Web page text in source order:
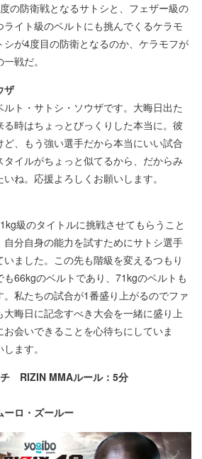
の防衛戦となるサトシと、フェザー級の
イト級のベルトにも挑んでくるケラモ
が4度目の防衛となるのか、ケラモフが
戦だ。
ザ
ト・サトシ・ソウザです。大晦日出た
時はちょっとびっくりした本当に。彼
、もう強い選手だから本当にいい試合
イルがちょっと似てるから、だからみ
ね。応援よろしくお願いします。
級のタイトルに挑戦させてもらうこと
分自身の能力を試すためにサトシ選手
ました。この先も階級を変えるつもり
66kgのベルトであり、71kgのベルトも
私たちの試合が1番盛り上がるのでファ
大晦日に記念すべき大会を一緒に盛り上
会いできることを心待ちにしていま
ます。
RIZIN MMAルール：5分
ロ・ズールー